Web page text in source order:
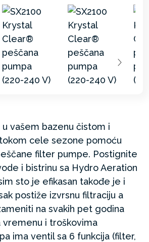
vašem bazenu čistom i
cele sezone pomoću
filter pumpe. Postignite
i bistrinu sa Hydro Aeration
sto je efikasan takođe je i
postiže izvrsnu filtraciju a
na svakih pet godina
i troškovima
ima ventil sa 6 funkcija (filter,